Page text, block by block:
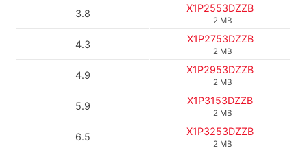
3.8 X1P2553DZZB
2 MB
4.3 X1P2753DZZB
2 MB
4.9 X1P2953DZZB
2 MB
5.9 X1P3153DZZB
2 MB
6.5 X1P3253DZZB
2 MB